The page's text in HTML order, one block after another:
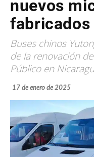
nuevos
fabricados
Buses chinos
de la renovación
Público en
17 de enero de 2025